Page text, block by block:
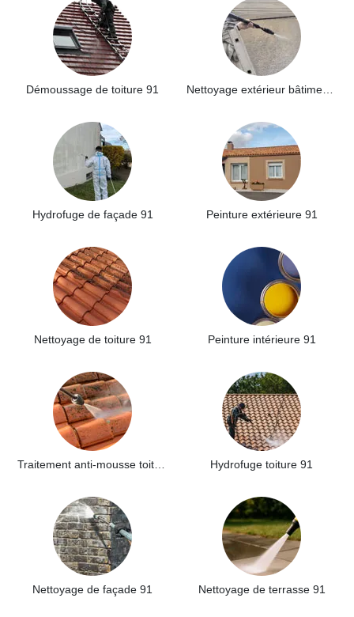
Démoussage de toiture 91
Hydrofuge de façade 91 Peinture extérieure 91
Nettoyage de toiture 91 Peinture intérieure 91
Hydrofuge toiture 91
Nettoyage de façade 91 Nettoyage de terrasse 91